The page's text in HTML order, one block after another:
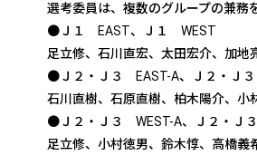
選考委員は、複数のグループの兼務
●Ｊ１ EAST、Ｊ１ WEST
足立修、石川直宏、太田宏介、加
●Ｊ２・Ｊ３ EAST-A、Ｊ２・Ｊ
石川直樹、石原直樹、柏木陽介、小
●Ｊ２・Ｊ３ WEST-A、Ｊ２・Ｊ
足立修、小村徳男、鈴木惇、高橋義